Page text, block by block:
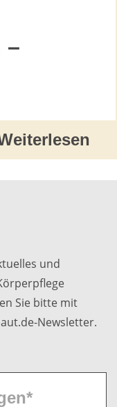
–
und
Sie bitte mit
Newsletter.